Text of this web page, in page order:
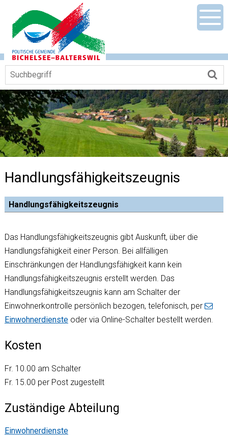
Navigieren in Gemeinde Bichelsee-
Schnellnavigation
Mobile Hauptnavigation
Suchbegriff
Handlungsfähigkeitszeugnis
Handlungsfähigkeitszeugnis
Das Handlungsfähigkeitszeugnis gibt Auskunft, über die
Handlungsfähigkeit einer Person. Bei allfälligen
Einschränkungen der Handlungsfähigkeit kann kein
Handlungsfähigkeitszeugnis erstellt werden. Das
Handlungsfähigkeitszeugnis kann am Schalter der
Einwohnerkontrolle persönlich bezogen, telefonisch, per
Einwohnerdiensteoder via Online-Schalter bestellt werden.
Kosten
Fr. 10.00 am Schalter
Fr. 15.00 per Post zugestellt
Zuständige Abteilung
Einwohnerdienste